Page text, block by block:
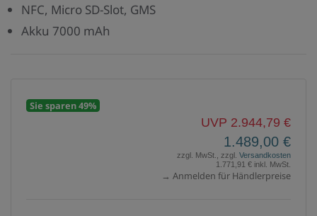
NFC, Micro SD-Slot, GMS
Akku 7000 mAh
Sie sparen 49%
UVP 2.944,79 €
1.489,00 €
zzgl. MwSt., zzgl. Versandkosten
1.771,91 € inkl. MwSt.
→ Anmelden für Händlerpreise